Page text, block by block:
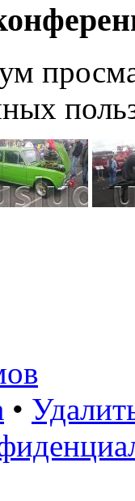
•